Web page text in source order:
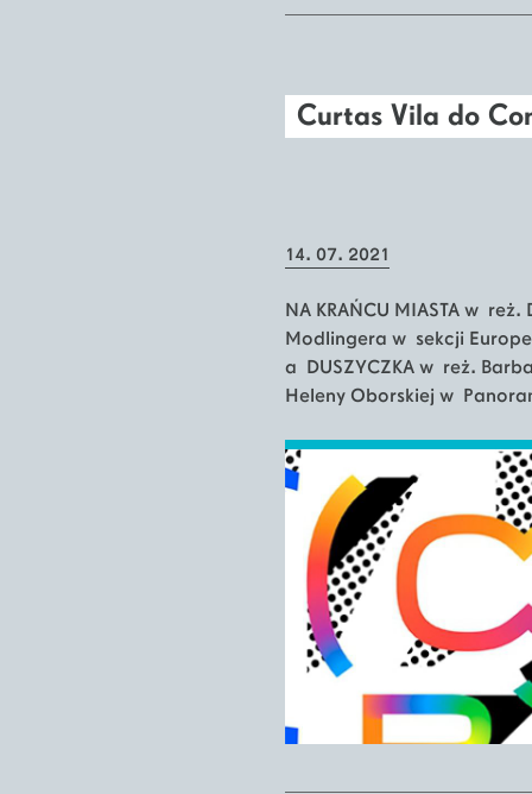
Curtas Vila do
14. 07. 2021
NA KRAŃCU MIASTA w
Modlingera w sekcji
a DUSZYCZKA w reż.
Heleny Oborskiej w